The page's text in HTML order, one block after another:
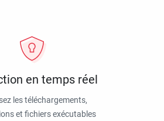
en temps réel
les téléchargements,
et fichiers exécutables